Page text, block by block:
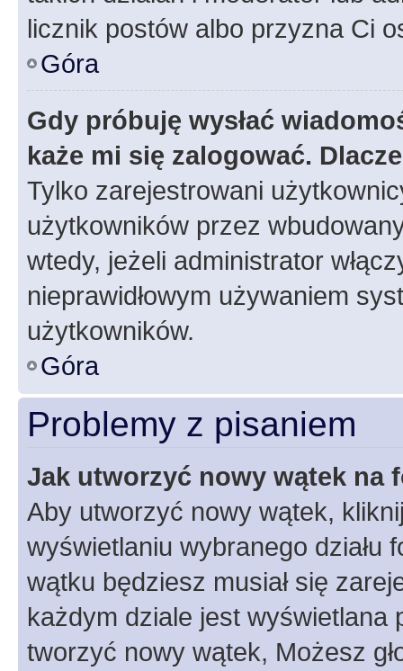
licznik postów albo przyzna Ci
Góra
Gdy próbuję wysłać
każe mi się zalogować.
Tylko zarejestrowani
użytkowników przez
wtedy, jeżeli administrator
nieprawidłowym używaniem
użytkowników.
Góra
Problemy z pisaniem
Jak utworzyć nowy wątek na
Aby utworzyć nowy wątek,
wyświetlaniu wybranego działu
wątku będziesz musiał się
każdym dziale jest wyświetlana
tworzyć nowy wątek, Możesz